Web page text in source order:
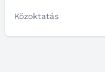
Közoktatás